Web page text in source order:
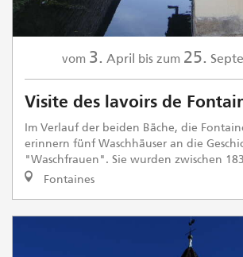
vom 3. April bis zum 25.
Visite des lavoirs de
Im Verlauf der beiden Bäche, die
erinnern fünf Waschhäuser an die
"Waschfrauen". Sie wurden zwischen
Fontaines